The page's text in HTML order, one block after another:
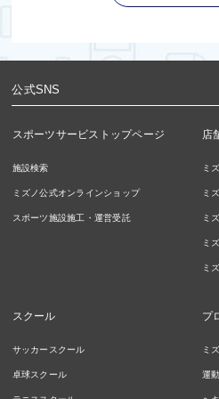
公式SNS
スポーツサービストップページ
施設検索
ミズノ公式オンラインショップ
スポーツ施設施工・運営受託
店
ミ
ミ
ミ
ミ
ミ
スクール
サッカースクール
卓球スクール
プ
ミ
運